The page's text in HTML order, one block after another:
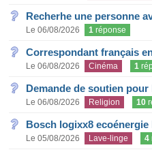
Recherhe une personne
Le 06/08/2026 1 réponse
Correspondant français
Le 06/08/2026 Cinéma 1
Demande de soutien
Le 06/08/2026 Religion 10
Bosch logixx8 ecoénergie
Le 05/08/2026 Lave-linge 4